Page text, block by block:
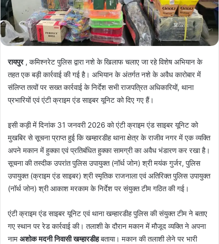
रायपुर, कमिश्नरेट पुलिस द्वारा नशे के खिलाफ चलाए जा रहे विशेष अभियान के
तहत एक बड़ी कार्रवाई की गई है। अभियान के अंतर्गत नशे के अवैध कारोबार में
संलिप्त तत्वों पर सख्त कार्रवाई के निर्देश सभी राजपत्रित अधिकारियों, थाना
प्रभारियों एवं एंटी क्राइम एंड साइबर यूनिट को दिए गए हैं।
इसी कड़ी में दिनांक 31 जनवरी 2026 को एंटी क्राइम एंड साइबर यूनिट को
मुखबिर से सूचना प्राप्त हुई कि खम्हारडीह थाना क्षेत्र के राजीव नगर में एक व्यक्ति
अपने मकान में हुक्का एवं प्रतिबंधित हुक्का सामग्री का अवैध भंडारण कर रखा है।
सूचना की तस्दीक उपरांत पुलिस उपायुक्त (नॉर्थ जोन) श्री मयंक गुर्जर, पुलिस
उपायुक्त (क्राइम एंड साइबर) श्री स्मृतिक राजनाला एवं अतिरिक्त पुलिस उपायुक्त
(नॉर्थ जोन) श्री आकाश मरकाम के निर्देश पर संयुक्त टीम गठित की गई।
एंटी क्राइम एंड साइबर यूनिट एवं थाना खम्हारडीह पुलिस की संयुक्त टीम ने बताए
गए स्थान पर रेड कार्रवाई की। तलाशी के दौरान मकान में मौजूद व्यक्ति ने अपना
नाम अशोक मदनी निवासी खम्हारडीहबताया। मकान की तलाशी लेने पर भारी